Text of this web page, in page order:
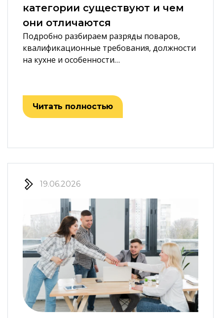
категории существуют и чем
они отличаются
Подробно разбираем разряды поваров,
квалификационные требования, должности
на кухне и особенности…
Читать полностью
19.06.2026